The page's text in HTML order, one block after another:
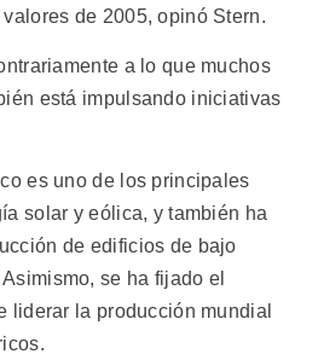
de 2005, opinó Stern.
a lo que muchos
está impulsando iniciativas
es uno de los principales
solar y eólica, y también ha
de edificios de bajo
se ha fijado el
liderar la producción mundial